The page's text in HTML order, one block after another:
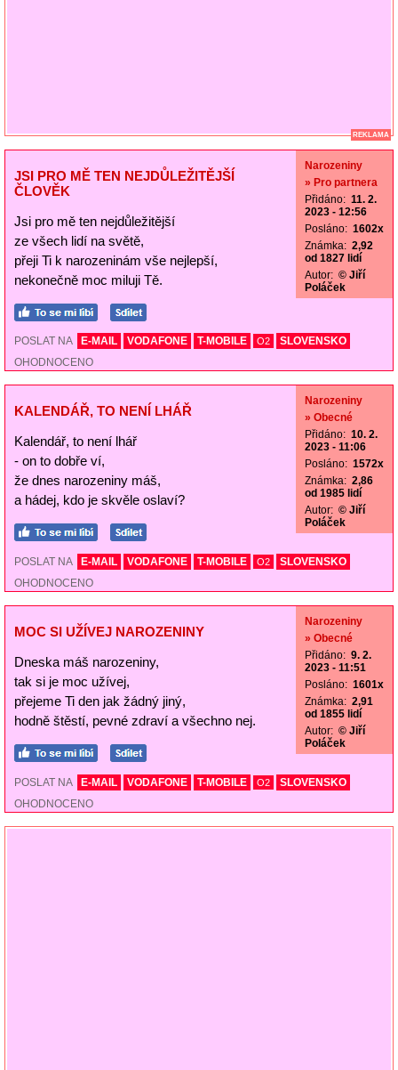
REKLAMA
JSI PRO MĚ TEN NEJDŮLEŽITĚJŠÍ
ČLOVĚK
Jsi pro mě ten nejdůležitější
ze všech lidí na světě,
přeji Ti k narozeninám vše nejlepší,
nekonečně moc miluji Tě.
Narozeniny
» Pro partnera
Přidáno: 11. 2.
2023 - 12:56
Posláno: 1602x
Známka: 2,92
od 1827 lidí
Autor: © Jiří
Poláček
POSLAT NA E-MAIL VODAFONE T-MOBILE O2
SLOVENSKO
OHODNOCENO
KALENDÁŘ, TO NENÍ LHÁŘ
Kalendář, to není lhář
- on to dobře ví,
že dnes narozeniny máš,
a hádej, kdo je skvěle oslaví?
Narozeniny
» Obecné
Přidáno: 10. 2.
2023 - 11:06
Posláno: 1572x
Známka: 2,86
od 1985 lidí
Autor: © Jiří
Poláček
POSLAT NA E-MAIL VODAFONE T-MOBILE O2
SLOVENSKO
OHODNOCENO
MOC SI UŽÍVEJ NAROZENINY
Dneska máš narozeniny,
tak si je moc užívej,
přejeme Ti den jak žádný jiný,
hodně štěstí, pevné zdraví a všechno nej.
Narozeniny
» Obecné
Přidáno: 9. 2.
2023 - 11:51
Posláno: 1601x
Známka: 2,91
od 1855 lidí
Autor: © Jiří
Poláček
POSLAT NA E-MAIL VODAFONE T-MOBILE O2
SLOVENSKO
OHODNOCENO